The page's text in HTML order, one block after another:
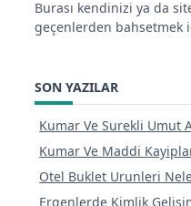
Burası kendinizi ya da
geçenlerden bahsetmek
SON YAZILAR
Kumar Ve Surekli Umut
Kumar Ve Maddi
Otel Buklet Urunleri
Ergenlerde Kimlik